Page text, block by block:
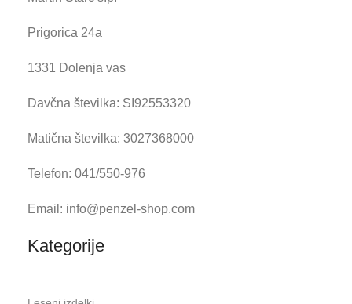
Prigorica 24a
1331 Dolenja vas
Davčna številka: SI92553320
Matična številka: 3027368000
Telefon: 041/550-976
Email: info@penzel-shop.com
Kategorije